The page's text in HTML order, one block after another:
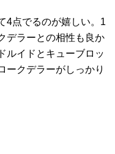
4点でるのが嬉しい。1
デラーとの相性も良か
ルイドとキューブロッ
ークデラーがしっかり